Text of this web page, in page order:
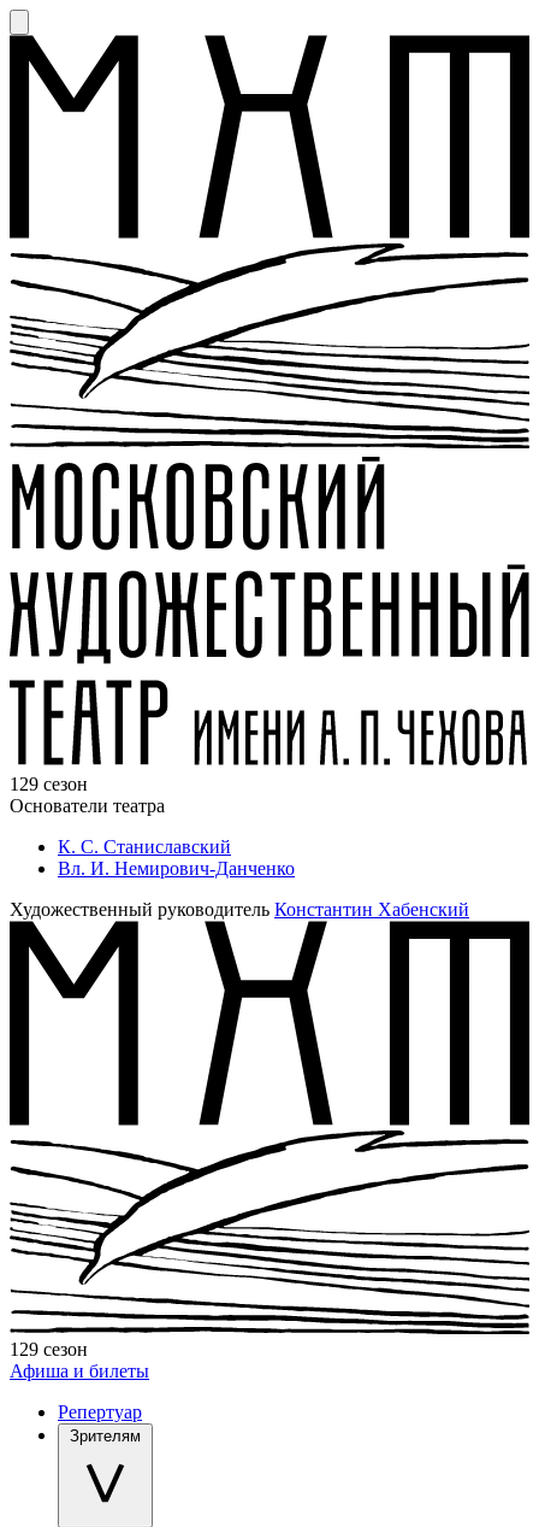
129 сезон
Основатели театра
К. С. Станиславский
Вл. И. Немирович-Данченко
Художественный руководитель Константин Хабенский
129 сезон
Афиша и билеты
Репертуар
Зрителям